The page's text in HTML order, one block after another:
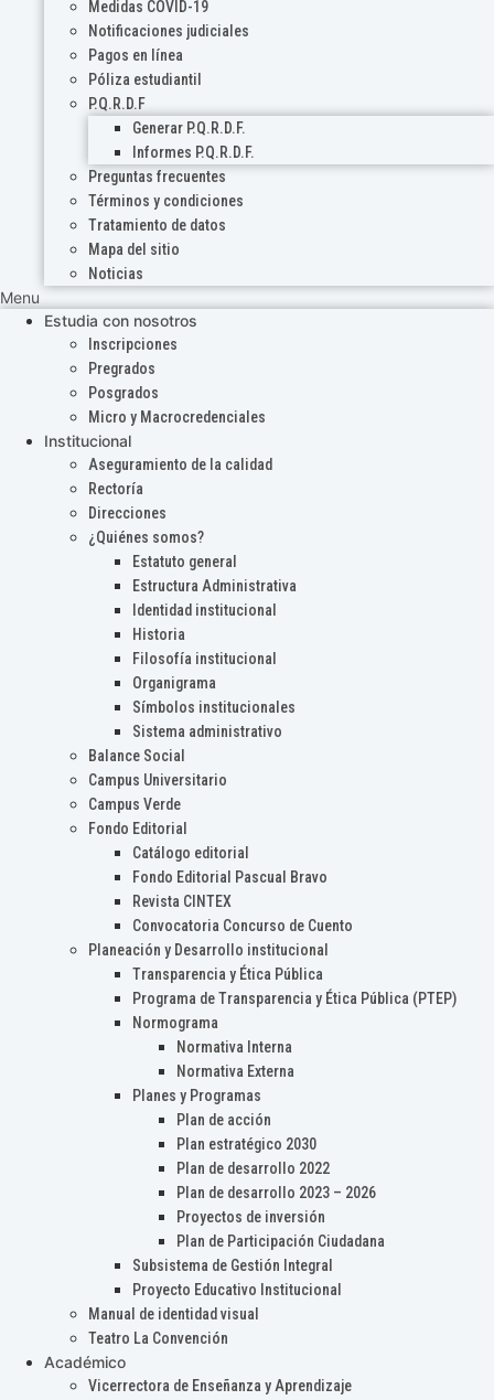
Medidas COVID-19
Notificaciones judiciales
Pagos en línea
Póliza estudiantil
P.Q.R.D.F
Generar P.Q.R.D.F.
Informes P.Q.R.D.F.
Preguntas frecuentes
Términos y condiciones
Tratamiento de datos
Mapa del sitio
Noticias
Menu
Estudia con nosotros
Inscripciones
Pregrados
Posgrados
Micro y Macrocredenciales
Institucional
Aseguramiento de la calidad
Rectoría
Direcciones
¿Quiénes somos?
Estatuto general
Estructura Administrativa
Identidad institucional
Historia
Filosofía institucional
Organigrama
Símbolos institucionales
Sistema administrativo
Balance Social
Campus Universitario
Campus Verde
Fondo Editorial
Catálogo editorial
Fondo Editorial Pascual Bravo
Revista CINTEX
Convocatoria Concurso de Cuento
Planeación y Desarrollo institucional
Transparencia y Ética Pública
Programa de Transparencia y Ética Pública (PTEP)
Normograma
Normativa Interna
Normativa Externa
Planes y Programas
Plan de acción
Plan estratégico 2030
Plan de desarrollo 2022
Plan de desarrollo 2023 – 2026
Proyectos de inversión
Plan de Participación Ciudadana
Subsistema de Gestión Integral
Proyecto Educativo Institucional
Manual de identidad visual
Teatro La Convención
Académico
Vicerrectora de Enseñanza y Aprendizaje